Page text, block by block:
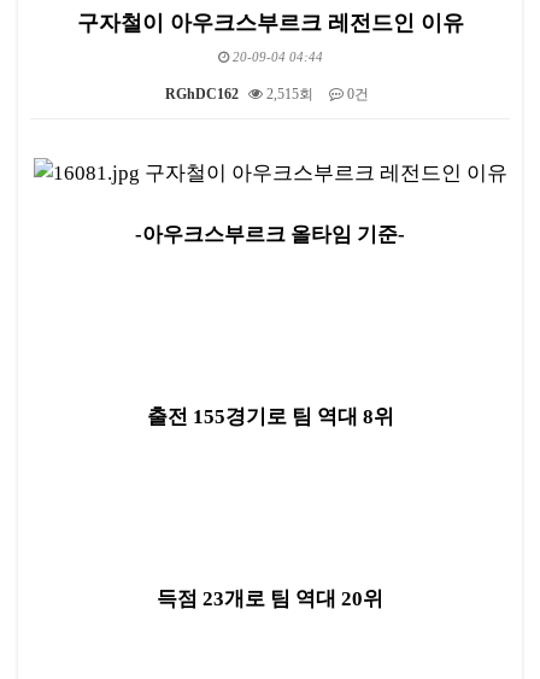
구자철이 아우크스부르크 레전드인 이유
20-09-04 04:44
RGhDC162 2,515회 0건
-아우크스부르크 올타임 기준-
출전 155경기로 팀 역대 8위
득점 23개로 팀 역대 20위